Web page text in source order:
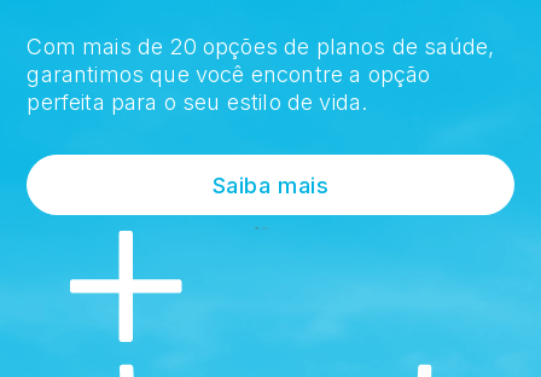
Com mais de 20 opções de planos de saúde,
garantimos que você encontre a opção
perfeita para o seu estilo de vida.
Saiba mais